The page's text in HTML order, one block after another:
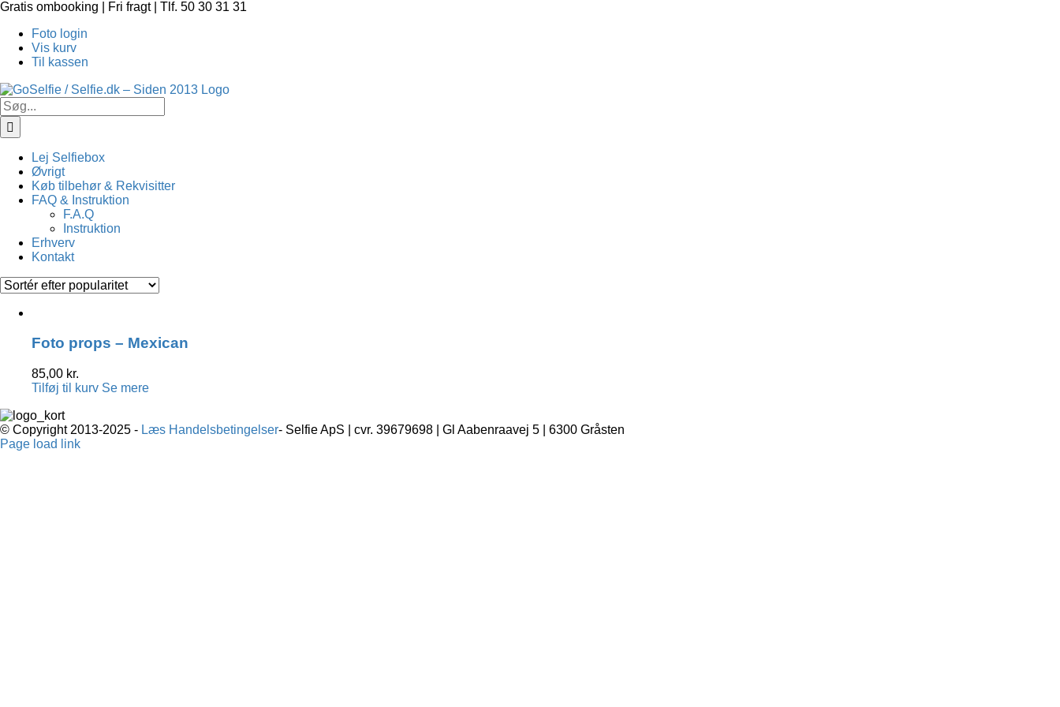
Skip
content
Gratis ombooking | Fri fragt | Tlf. 50 30 31 31
Foto login
Vis kurv
Til kassen
Søg
efter:
Lej Selfiebox
Øvrigt
Køb tilbehør & Rekvisitter
FAQ & Instruktion
F.A.Q
Instruktion
Erhverv
Kontakt
Foto props – Mexican
85,00 kr.
Tilføj til kurv Se mere
© Copyright 2013-2025 - Læs Handelsbetingelser- Selfie ApS | cvr. 39679698 | Gl Aabenraavej 5 | 6300 Gråsten
Page load link